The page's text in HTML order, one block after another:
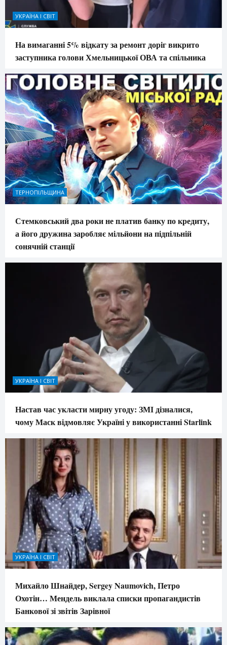
УКРАЇНА І СВІТ
На вимаганні 5% відкату за ремонт доріг викрито
заступника голови Хмельницької ОВА та спільника
ТЕРНОПІЛЬЩИНА
Стемковський два роки не платив банку по кредиту,
а його дружина заробляє мільйони на підпільній
сонячній станції
УКРАЇНА І СВІТ
Настав час укласти мирну угоду: ЗМІ дізналися,
чому Маск відмовляє Україні у використанні Starlink
УКРАЇНА І СВІТ
Михайло Шнайдер, Sergey Naumovich, Петро
Охотін… Мендель виклала списки пропагандистів
Банкової зі звітів Зарівної